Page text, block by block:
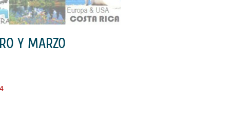
Y MARZO